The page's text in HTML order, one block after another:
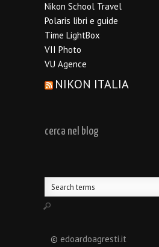
Nikon School Travel
Polaris libri e guide
Time LightBox
VII Photo
VU Agence
NIKON ITALIA
cerca nel blog
© edoardoagresti.it